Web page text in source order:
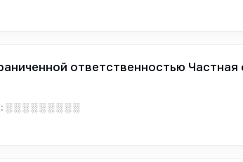
ответственностью Частная
░ ░ ░ ░ ░ ░ ░ ░ ░